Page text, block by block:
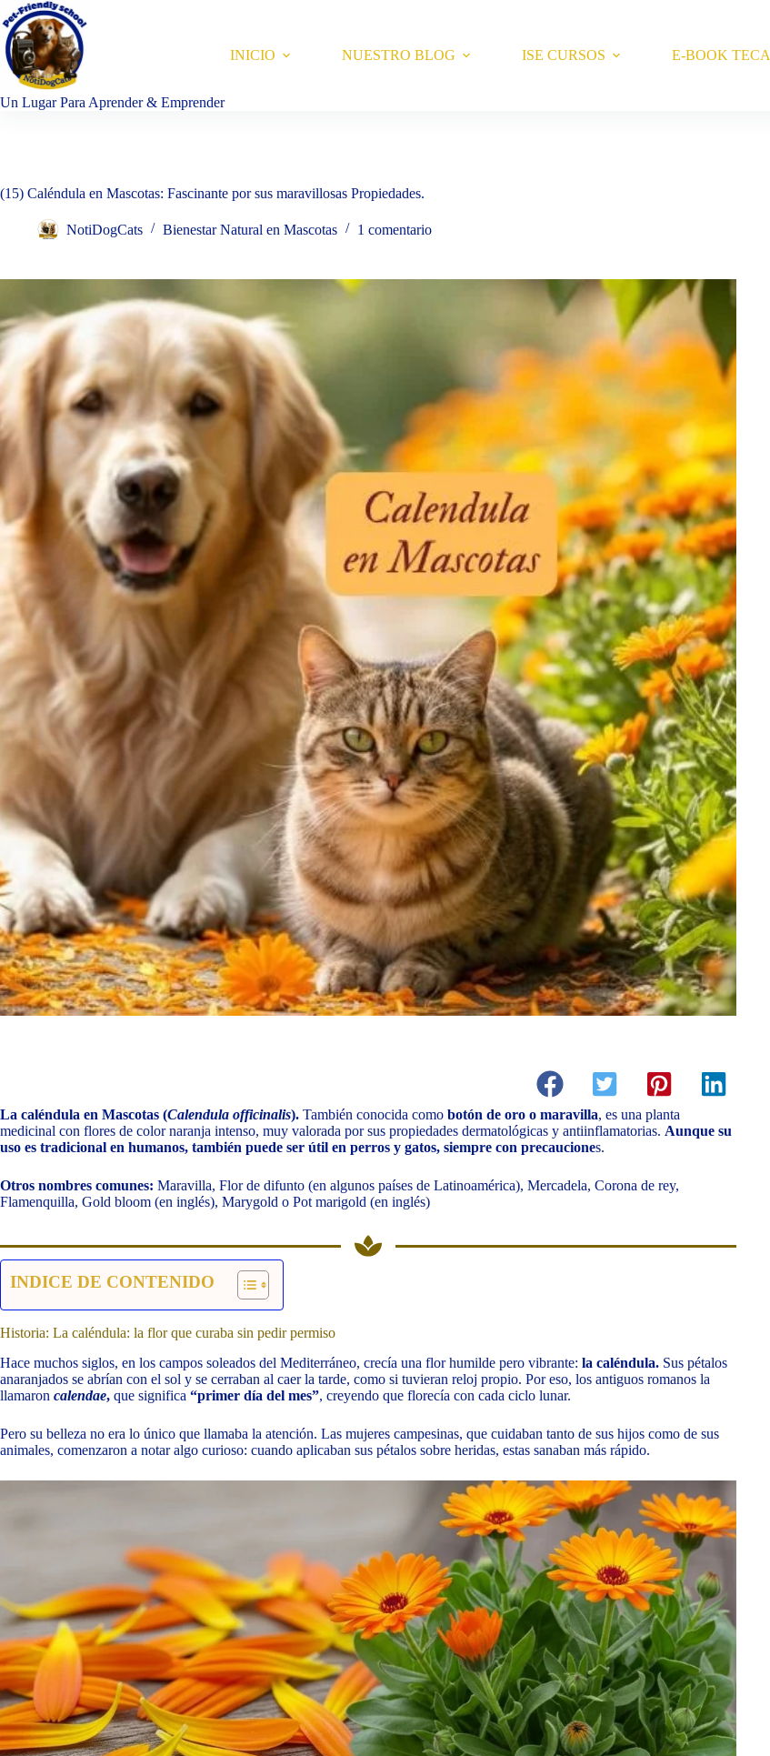
Saltar
al
contenido
Un Lugar Para Aprender & Emprender
INICIO NUESTRO BLOG ISE CURSOS E-BOOK TECA
(15) Caléndula en Mascotas: Fascinante por sus maravillosas Propiedades.
NotiDogCats Bienestar Natural en Mascotas 1 comentario
La caléndula en Mascotas (Calendula officinalis). También conocida como botón de oro o maravilla, es una planta
medicinal con flores de color naranja intenso, muy valorada por sus propiedades dermatológicas y antiinflamatorias. Aunque su
uso es tradicional en humanos, también puede ser útil en perros y gatos, siempre con precauciones.
Otros nombres comunes: Maravilla, Flor de difunto (en algunos países de Latinoamérica), Mercadela, Corona de rey,
Flamenquilla, Gold bloom (en inglés), Marygold o Pot marigold (en inglés)
INDICE DE CONTENIDO
Historia: La caléndula: la flor que curaba sin pedir permiso
Hace muchos siglos, en los campos soleados del Mediterráneo, crecía una flor humilde pero vibrante: la caléndula. Sus pétalos
anaranjados se abrían con el sol y se cerraban al caer la tarde, como si tuvieran reloj propio. Por eso, los antiguos romanos la
llamaron calendae, que significa “primer día del mes”, creyendo que florecía con cada ciclo lunar.
Pero su belleza no era lo único que llamaba la atención. Las mujeres campesinas, que cuidaban tanto de sus hijos como de sus
animales, comenzaron a notar algo curioso: cuando aplicaban sus pétalos sobre heridas, estas sanaban más rápido.